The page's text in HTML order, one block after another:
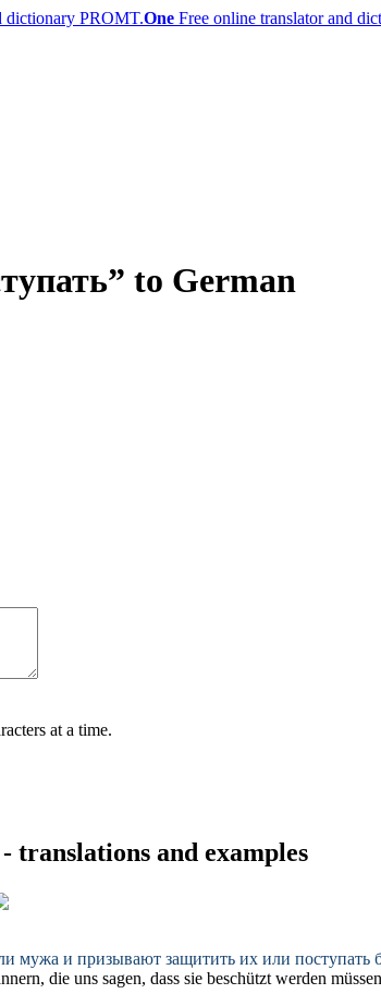
PROMT.One Free online translator and
to German
at a time.
and examples
мужа и призывают защитить их или поступать
die uns sagen, dass sie beschützt werden